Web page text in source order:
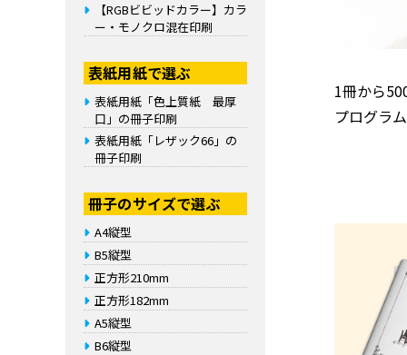
1冊から
プログラ
【RGBビビッドカラー】カラ
ー・モノクロ混在印刷
表紙用紙で選ぶ
表紙用紙「色上質紙 最厚
口」の冊子印刷
表紙用紙「レザック66」の
冊子印刷
冊子のサイズで選ぶ
A4縦型
B5縦型
正方形210mm
正方形182mm
A5縦型
B6縦型